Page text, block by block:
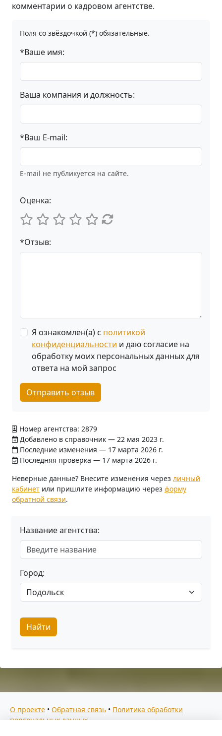
комментарии о кадровом агентстве.
Поля со звёздочкой (*) обязательные.
*Ваше имя:
Ваша компания и должность:
*Ваш E-mail:
E-mail не публикуется на сайте.
Оценка:
*Отзыв:
Я ознакомлен(а) с политикой
конфиденциальности и даю согласие на
обработку моих персональных данных для
ответа на мой запрос
Отправить отзыв
Номер агентства: 2879
Добавлено в справочник — 22 мая 2023 г.
Последние изменения — 17 марта 2026 г.
Последняя проверка — 17 марта 2026 г.
Неверные данные? Внесите изменения через личный
кабинет или пришлите информацию через форму
обратной связи.
Название агентства:
Город:
Найти
О проекте • Обратная связь • Политика обработки
персональных данных